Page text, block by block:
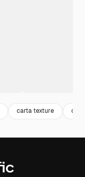
carta texture